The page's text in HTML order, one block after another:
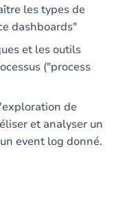
les types de
dashboards"
et les outils
("process
de
et analyser un
event log donné.